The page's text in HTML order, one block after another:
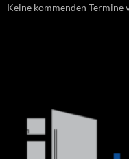
Keine kommenden Termine